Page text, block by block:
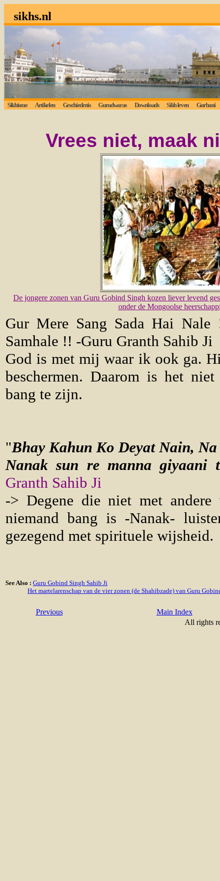
sikhs.nl
Sikhisme Artikelen Geschiedenis Gurudwaras Downloads Sikh leven Gurbani
Vrees niet, maak
De jongere zonen van Guru Gobind Singh kozen liever levend
onder de Mongoolse
Gur Mere Sang Sada Hai Nale
Samhale !! -Guru Granth Sahib Ji
God is met mij waar ik ook ga.
beschermen. Daarom is het
bang te zijn.
"Bhay Kahun Ko Deyat Nain,
Nanak sun re manna giyaani
Granth Sahib Ji
-> Degene die niet met
niemand bang is -Nanak-
gezegend met spirituele wijsheid.
See Also : Guru Gobind Singh Sahib Ji
Het martelarenschap van de vier zonen (de Shahibzade) van Guru
Previous
Main Index
All rights